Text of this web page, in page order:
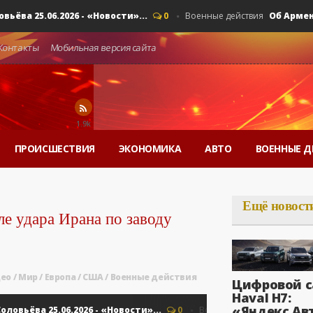
25.06.2026 - «Новости»... 0 Военные действия Об Армении,
Мобильная версия сайта
1.9k
ПРОИСШЕСТВИЯ ЭКОНОМИКА АВТО ВОЕННЫЕ
удара Ирана по заводу
/Мир/ Европа/США/ Военные действия
25.06.2026 - «Новости»... 0 Военные действия Об
Ещё
Цифровой
Haval H7: